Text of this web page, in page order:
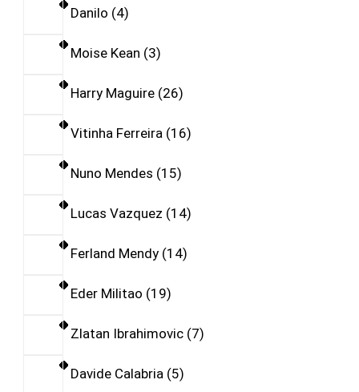
Danilo 4
Moise Kean 3
Harry Maguire 26
Vitinha Ferreira 16
Nuno Mendes 15
Lucas Vazquez 14
Ferland Mendy 14
Eder Militao 19
Zlatan Ibrahimovic 7
Davide Calabria 5